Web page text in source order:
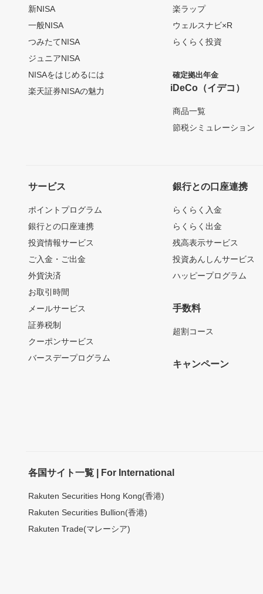
新NISA
一般NISA
つみたてNISA
ジュニアNISA
NISAをはじめるには
楽天証券NISAの魅力
楽ラップ
ウェルスナビ×R
らくらく投資
確定拠出年金
iDeCo（イデコ）
商品一覧
節税シミュレーション
サービス
ポイントプログラム
銀行との口座連携
投資情報サービス
ご入金・ご出金
外貨決済
お取引時間
メールサービス
証券税制
クーポンサービス
バースデープログラム
銀行との口座連携
らくらく入金
らくらく出金
残高表示サービス
投資あんしんサービス
ハッピープログラム
手数料
超割コース
キャンペーン
各国サイト一覧 | For International
Rakuten Securities Hong Kong(香港)
Rakuten Securities Bullion(香港)
Rakuten Trade(マレーシア)